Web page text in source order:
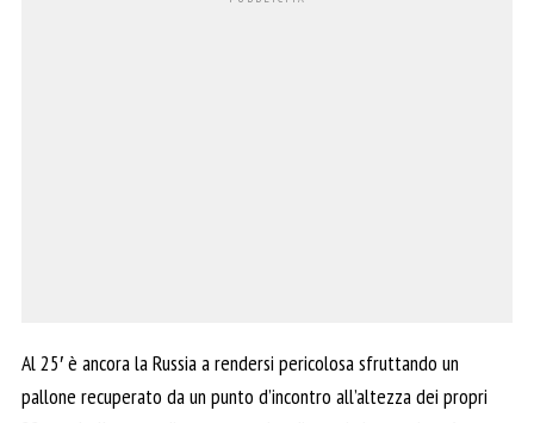
Al 25′ è ancora la Russia a rendersi pericolosa sfruttando un
pallone recuperato da un punto d’incontro all’altezza dei propri